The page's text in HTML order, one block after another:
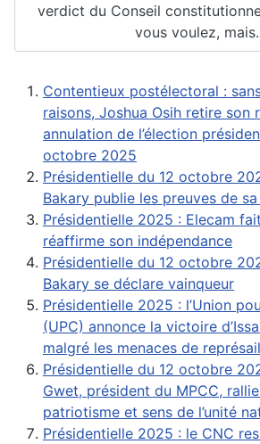
verdict du Conseil
vous voulez,
Contentieux postélectoral :
raisons, Joshua Osih retire son
annulation de l’élection
octobre 2025
Présidentielle du 12 octobre
Bakary publie les preuves de
Présidentielle 2025 : Elecam
réaffirme son indépendance
Présidentielle du 12 octobre
Bakary se déclare vainqueur
Présidentielle 2025 : l’Union
(UPC) annonce la victoire
malgré les menaces de
Présidentielle du 12 octobre
Gwet, président du MPCC,
patriotisme et sens de l’unité
Présidentielle 2025 : le CNC